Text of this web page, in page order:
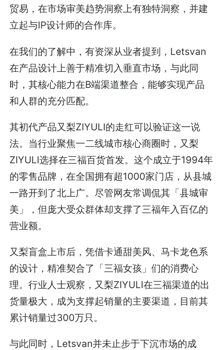
贸易，在市场审美趋势洞察上有独特洞察，并建
立起与IP设计师的合作库。
在我们的了解中，有资深从业者提到，Letsvan
在产品设计上善于精准切入垂直市场，与此同
时，其核心能力在B端渠道整合，能够实现产品
和人群的充分匹配。
其初代产品又梨ZIYULI的走红可以验证这一说
法。当行业聚焦一二线城市核心商圈时，又梨
ZIYULI选择在三福百货首发。这个成立于1994年
的零售品牌，在全国拥有超1000家门店，从县城
一路开到了北上广。尽管网友常调侃其「县城审
美」，但庞大受众群体却支撑了三福年入百亿的
营业额。
又梨盲盒上市后，凭借卡通甜美风、马卡龙色系
的设计，精准契合了「三福女孩」们的消费心
理。行业人士观察，又梨ZIYULI在三福渠道的出
货量极大，成为支撑起销量的主要渠道，目前其
累计销量过300万只。
与此同时，Letsvan并未止步于下沉市场的成